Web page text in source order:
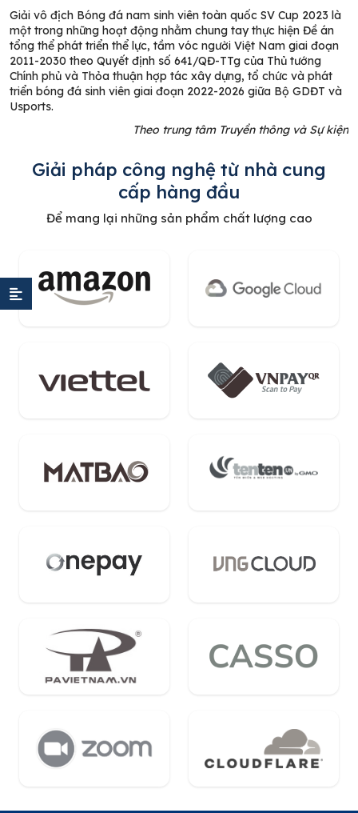
Giải vô địch Bóng đá nam sinh viên toàn quốc SV Cup 2023 là
một trong những hoạt động nhằm chung tay thực hiện Đề án
tổng thể phát triển thể lực, tầm vóc người Việt Nam giai đoạn
2011-2030 theo Quyết định số 641/QĐ-TTg của Thủ tướng
Chính phủ và Thỏa thuận hợp tác xây dựng, tổ chức và phát
triển bóng đá sinh viên giai đoạn 2022-2026 giữa Bộ GDĐT và
Usports.
Theo trung tâm Truyền thông và Sự kiện
Giải pháp công nghệ từ nhà cung
cấp hàng đầu
Để mang lại những sản phẩm chất lượng cao